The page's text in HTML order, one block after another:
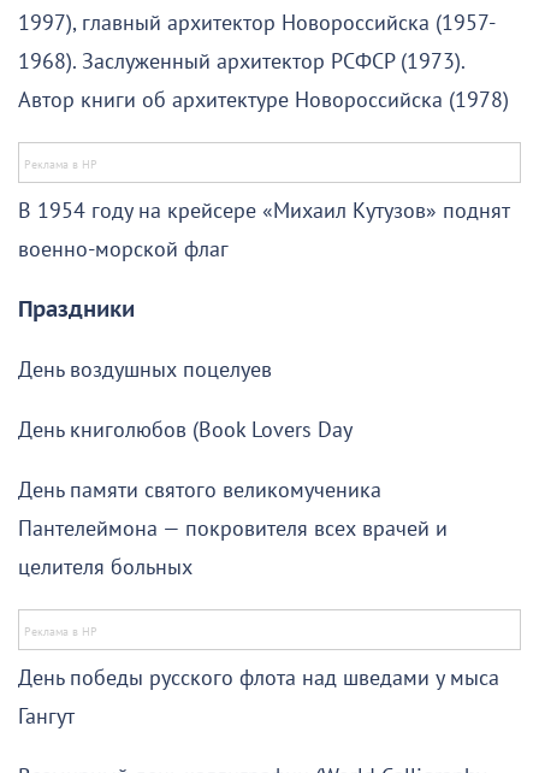
1997), главный архитектор Новороссийска (1957-
1968). Заслуженный архитектор РСФСР (1973).
Автор книги об архитектуре Новороссийска (1978)
В 1954 году на крейсере «Михаил Кутузов» поднят
военно-морской флаг
Праздники
День воздушных поцелуев
День книголюбов (Book Lovers Day
День памяти святого великомученика
Пантелеймона — покровителя всех врачей и
целителя больных
День победы русского флота над шведами у мыса
Гангут